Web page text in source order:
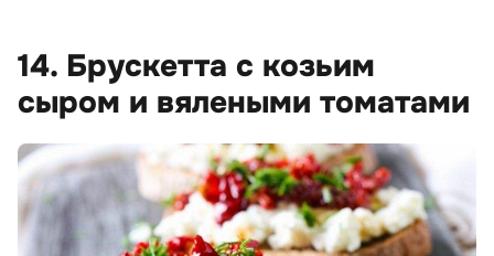
14. Брускетта с козьим
сыром и вялеными томатами